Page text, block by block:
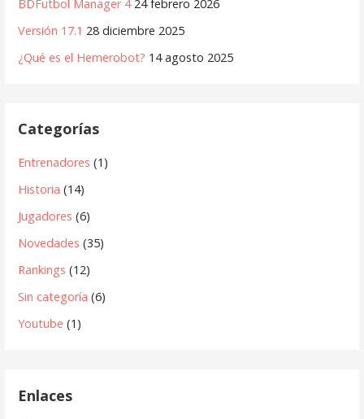
BDFutbol Manager 4 24 febrero 2026
Versión 17.1 28 diciembre 2025
¿Qué es el Hemerobot? 14 agosto 2025
Categorías
Entrenadores (1)
Historia (14)
Jugadores (6)
Novedades (35)
Rankings (12)
Sin categoría (6)
Youtube (1)
Enlaces